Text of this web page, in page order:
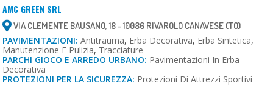
AMC GREEN SRL
VIA CLEMENTE BAUSANO, 18 - 10086 RIVAROLO CANAVESE (TO)
PAVIMENTAZIONI: Antitrauma, Erba Decorativa, Erba Sintetica,
Manutenzione E Pulizia, Tracciature
PARCHI GIOCO E ARREDO URBANO: Pavimentazioni In Erba
Decorativa
PROTEZIONI PER LA SICUREZZA: Protezioni Di Attrezzi Sportivi